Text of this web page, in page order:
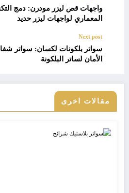
واجهات قص ليزر مودرن: دمج
المعماري لواجهات ليزر حديد
Next post
سواتر بلكونات لكسان: سواتر
الأمان لساتر البلكونة
مقالات اخرى